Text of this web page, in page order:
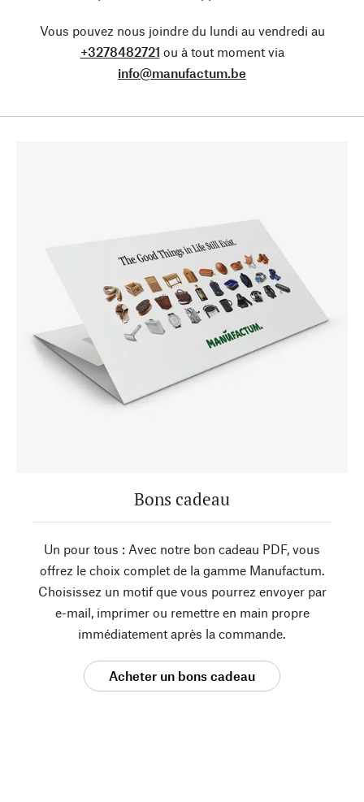
Vous pouvez nous joindre du lundi au vendredi au
+3278482721 ou à tout moment via
info@manufactum.be
Bons cadeau
Un pour tous : Avec notre bon cadeau PDF, vous
offrez le choix complet de la gamme Manufactum.
Choisissez un motif que vous pourrez envoyer par
e-mail, imprimer ou remettre en main propre
immédiatement après la commande.
Acheter un bons cadeau